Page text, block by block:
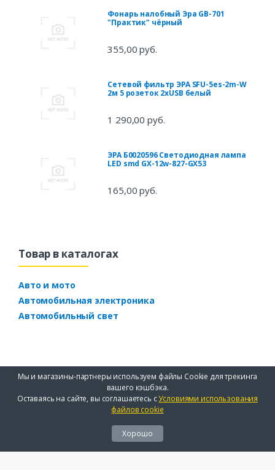
Фонарь налобный Эра GB-701
"Практик" чёрный
355,00 руб.
Сетевой фильтр ЭРА SFU-5es-2m-W
2м 5 розеток 2xUSB белый
1 290,00 руб.
ЭРА Б0020596 Светодиодная лампа
LED smd GX-12w-827-GX53
165,00 руб.
Товар в каталогах
Авто и мото
Автомобильная электроника
Автомобильный свет
Мы и магазины-партнеры используем файлы Cookie для трекинга
вашего кэшбэка.
Оставаясь на сайте, вы соглашаетесь сУсловиями использования
файлов cookie
Хорошо